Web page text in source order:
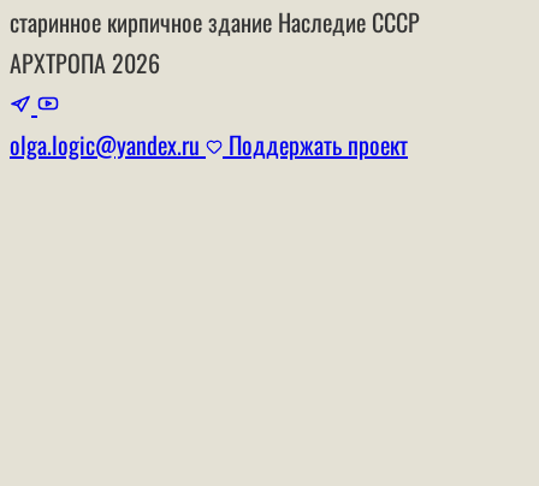
старинное кирпичное здание Наследие СССР
АРХТРОПА 2026
olga.logic@yandex.ru Поддержать проект